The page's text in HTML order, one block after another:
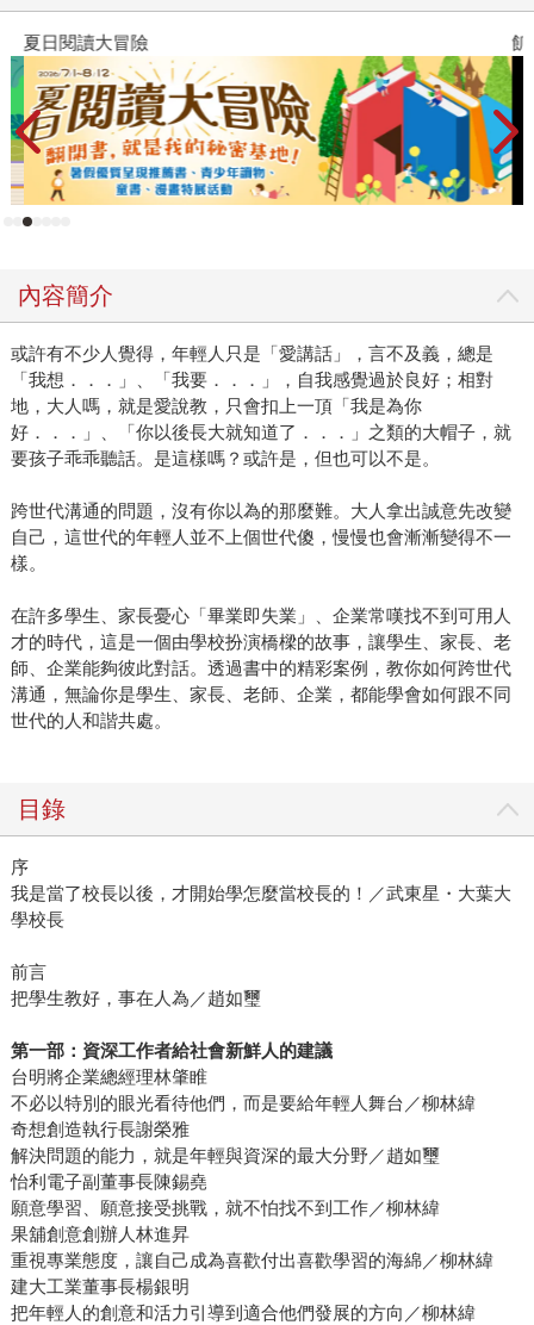
夏日閱讀大冒險 飢
內容簡介
或許有不少人覺得，年輕人只是「愛講話」，言不及義，總是
「我想．．．」、「我要．．．」，自我感覺過於良好；相對
地，大人嗎，就是愛說教，只會扣上一頂「我是為你
好．．．」、「你以後長大就知道了．．．」之類的大帽子，就
要孩子乖乖聽話。是這樣嗎？或許是，但也可以不是。
跨世代溝通的問題，沒有你以為的那麼難。大人拿出誠意先改變
自己，這世代的年輕人並不上個世代傻，慢慢也會漸漸變得不一
樣。
在許多學生、家長憂心「畢業即失業」、企業常嘆找不到可用人
才的時代，這是一個由學校扮演橋樑的故事，讓學生、家長、老
師、企業能夠彼此對話。透過書中的精彩案例，教你如何跨世代
溝通，無論你是學生、家長、老師、企業，都能學會如何跟不同
世代的人和諧共處。
目錄
序
我是當了校長以後，才開始學怎麼當校長的！／武東星・大葉大
學校長
前言
把學生教好，事在人為／趙如璽
第一部：資深工作者給社會新鮮人的建議
台明將企業總經理林肇睢
不必以特別的眼光看待他們，而是要給年輕人舞台／柳林緯
奇想創造執行長謝榮雅
解決問題的能力，就是年輕與資深的最大分野／趙如璽
怡利電子副董事長陳錫堯
願意學習、願意接受挑戰，就不怕找不到工作／柳林緯
果舖創意創辦人林進昇
重視專業態度，讓自己成為喜歡付出喜歡學習的海綿／柳林緯
建大工業董事長楊銀明
把年輕人的創意和活力引導到適合他們發展的方向／柳林緯